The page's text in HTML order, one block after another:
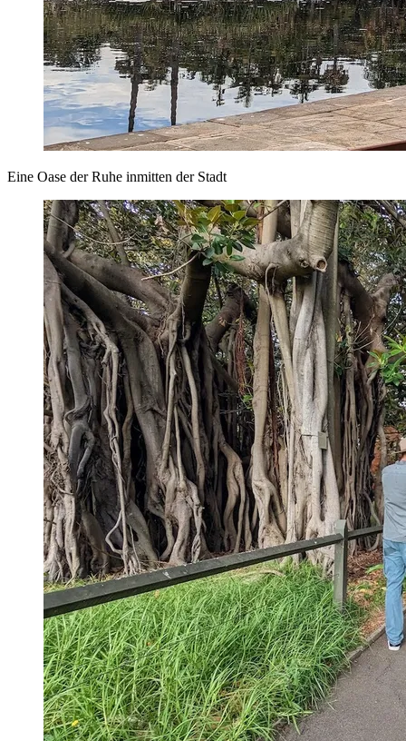
Eine Oase der Ruhe inmitten der Stadt